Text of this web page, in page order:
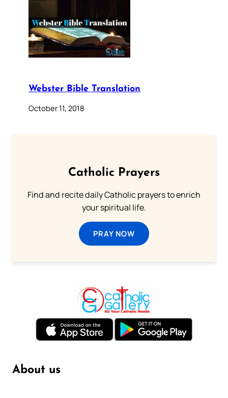
Webster Bible Translation
October 11, 2018
Catholic Prayers
Find and recite daily Catholic prayers to enrich
your spiritual life.
PRAY NOW
About us